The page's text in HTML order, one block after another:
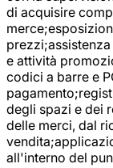
di acquisire
e attività
codici a barre e
degli spazi e dei
delle merci, dal
all'interno del